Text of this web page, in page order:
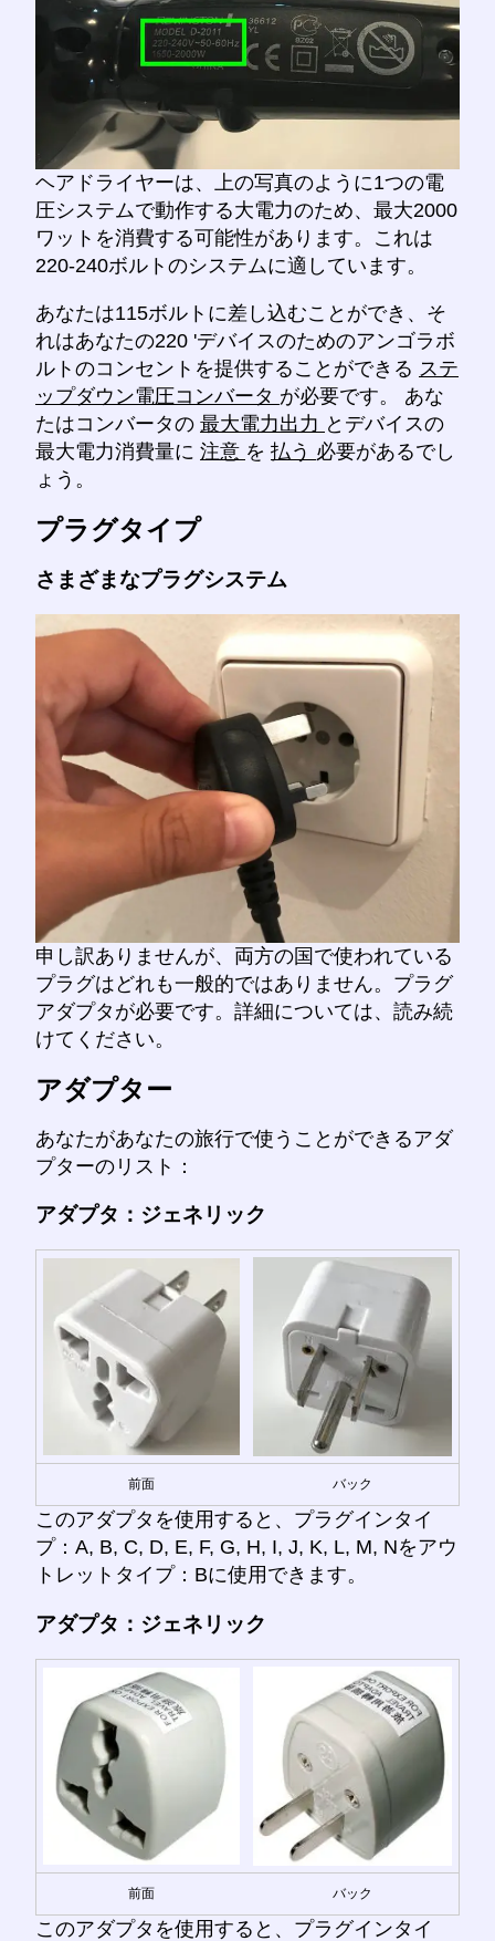
ヘアドライヤーは、上の写真のように1つの電
圧システムで動作する大電力のため、最大2000
ワットを消費する可能性があります。これは
220-240ボルトのシステムに適しています。
あなたは115ボルトに差し込むことができ、そ
れはあなたの220 'デバイスのためのアンゴラボ
ルトのコンセントを提供することができる ステ
ップダウン電圧コンバータ が必要です。 あな
たはコンバータの 最大電力出力 とデバイスの
最大電力消費量に 注意 を 払う 必要があるでし
ょう。
プラグタイプ
さまざまなプラグシステム
申し訳ありませんが、両方の国で使われている
プラグはどれも一般的ではありません。プラグ
アダプタが必要です。詳細については、読み続
けてください。
アダプター
あなたがあなたの旅行で使うことができるアダ
プターのリスト：
アダプタ：ジェネリック
前面 バック
このアダプタを使用すると、プラグインタイ
プ：A, B, C, D, E, F, G, H, I, J, K, L, M, Nをアウ
トレットタイプ：Bに使用できます。
アダプタ：ジェネリック
前面 バック
このアダプタを使用すると、プラグインタイ